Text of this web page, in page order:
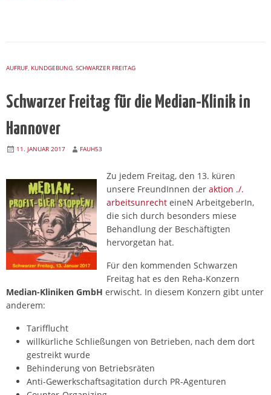
AUFRUF, KUNDGEBUNG, SCHWARZER FREITAG
Schwarzer Freitag für die Median-Klinik in
Hannover
11. JANUAR 2017 FAUH53
Zu jedem Freitag, den 13. küren
unsere FreundInnen der aktion ./.
arbeitsunrecht eineN ArbeitgeberIn,
die sich durch besonders miese
Behandlung der Beschäftigten
hervorgetan hat.
Für den kommenden Schwarzen
Freitag hat es den Reha-Konzern
Median-Kliniken GmbH erwischt. In diesem Konzern gibt unter
anderem:
Tarifflucht
willkürliche Schließungen von Betrieben, nach dem dort
gestreikt wurde
Behinderung von Betriebsräten
Anti-Gewerkschaftsagitation durch PR-Agenturen